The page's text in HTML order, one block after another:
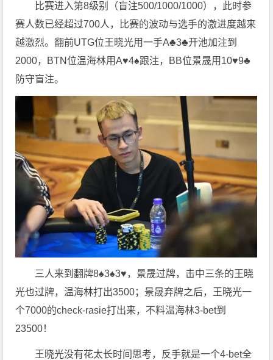
比赛进入第8级别（盲注500/1000/1000），此时参
赛人数已经超过700人，比赛的波动与选手的激进度越来
越激烈。翻前UTG位王晓光用一手A♣️3♣️开池加注到
2000，BTN位温海林用A♥️4♠️跟注，BB位景晟用10♥️9♣️
防守盲注。
三人来到翻牌8♠️3♠️3♥️，景晟过牌，击中三条的王晓
光也过牌，温海林打出3500；景晟弃牌之后，王晓光一
个7000的check-rasie打出来，不料温海林3-bet到
23500！
王晓光没有花太长时间思考，反手就是一个4-bet全